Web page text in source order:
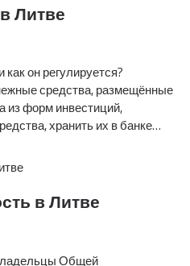
Литве
он регулируется?
средства, размещённые
из форм инвестиций,
хранить их в банке…
в Литве
Общей